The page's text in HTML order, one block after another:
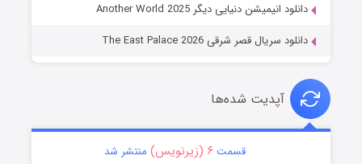
دانلود انیمیشن دنیایی دیگر Another World 2025
دانلود سریال قصر شرقی The East Palace 2026
آپدیت شده‌ها
قسمت ۶ (زیرنویس) منتشر شد